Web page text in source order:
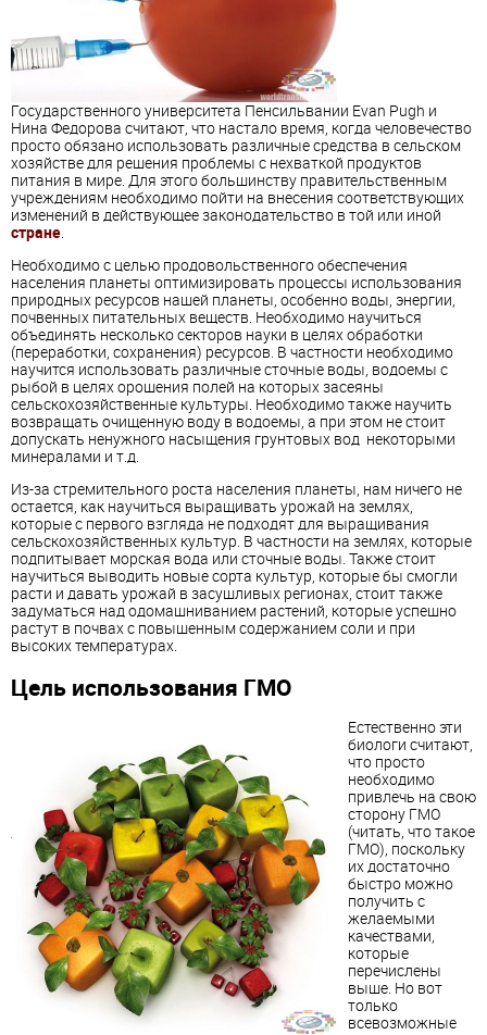
Государственного университета Пенсильвании Evan Pugh и
Нина Федорова считают, что настало время, когда человечество
просто обязано использовать различные средства в сельском
хозяйстве для решения проблемы с нехваткой продуктов
питания в мире. Для этого большинству правительственным
учреждениям необходимо пойти на внесения соответствующих
изменений в действующее законодательство в той или иной
стране.
Необходимо с целью продовольственного обеспечения
населения планеты оптимизировать процессы использования
природных ресурсов нашей планеты, особенно воды, энергии,
почвенных питательных веществ. Необходимо научиться
объединять несколько секторов науки в целях обработки
(переработки, сохранения) ресурсов. В частности необходимо
научится использовать различные сточные воды, водоемы с
рыбой в целях орошения полей на которых засеяны
сельскохозяйственные культуры. Необходимо также научить
возвращать очищенную воду в водоемы, а при этом не стоит
допускать ненужного насыщения грунтовых вод некоторыми
минералами и т.д.
Из-за стремительного роста населения планеты, нам ничего не
остается, как научиться выращивать урожай на землях,
которые с первого взгляда не подходят для выращивания
сельскохозяйственных культур. В частности на землях, которые
подпитывает морская вода или сточные воды. Также стоит
научиться выводить новые сорта культур, которые бы смогли
расти и давать урожай в засушливых регионах, стоит также
задуматься над одомашниванием растений, которые успешно
растут в почвах с повышенным содержанием соли и при
высоких температурах.
Цель использования ГМО
Естественно эти
биологи считают,
что просто
необходимо
привлечь на свою
сторону ГМО
(читать, что такое
ГМО), поскольку
их достаточно
быстро можно
получить с
желаемыми
качествами,
которые
перечислены
выше. Но вот
только
всевозможные